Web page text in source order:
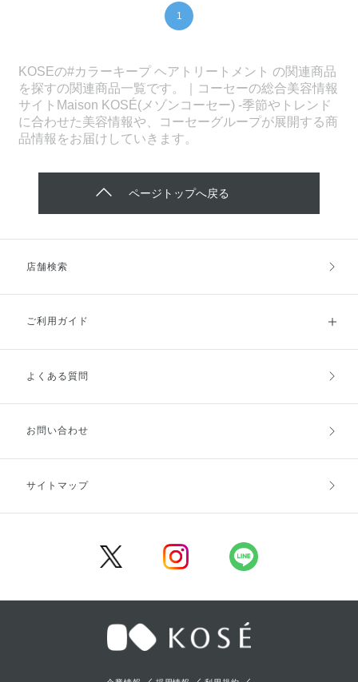
1
KOSEの#カラーキープ ヘアトリートメント の関連商品
を探すの関連商品一覧です。｜コーセーの総合美容情報
サイトMaison KOSÉ(メゾンコーセー) -季節やトレンド
に合わせた美容情報や、コーセーグループが展開する商
品情報をお届けしていきます。
ページトップへ戻る
店舗検索
ご利用ガイド
ご利用ガイドトップ
お支払方法
キャンセル・返品・交換
よくある質問
お問い合わせ
サイトマップ